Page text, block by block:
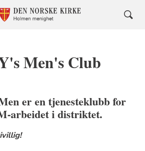
Men's Club
er en tjenesteklubb for
arbeidet i distriktet.